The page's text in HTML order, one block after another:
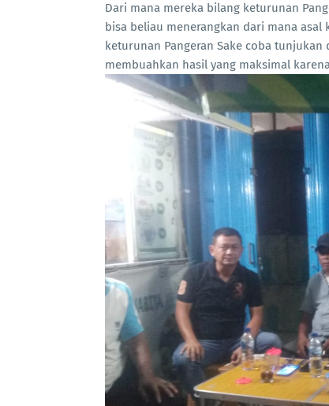
Dari mana mereka bilang keturunan
bisa beliau menerangkan dari mana
keturunan Pangeran Sake coba
membuahkan hasil yang maksimal